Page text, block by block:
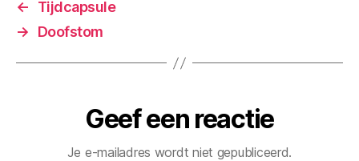
←
Tijdcapsule
→
Doofstom
Geef een reactie
Je e-mailadres wordt niet gepubliceerd.